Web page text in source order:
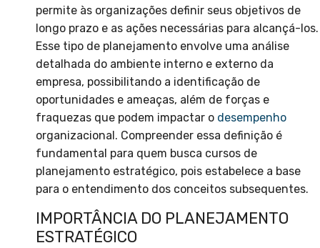
permite às organizações definir seus objetivos de
longo prazo e as ações necessárias para alcançá-los.
Esse tipo de planejamento envolve uma análise
detalhada do ambiente interno e externo da
empresa, possibilitando a identificação de
oportunidades e ameaças, além de forças e
fraquezas que podem impactar o desempenho
organizacional. Compreender essa definição é
fundamental para quem busca cursos de
planejamento estratégico, pois estabelece a base
para o entendimento dos conceitos subsequentes.
IMPORTÂNCIA DO PLANEJAMENTO
ESTRATÉGICO